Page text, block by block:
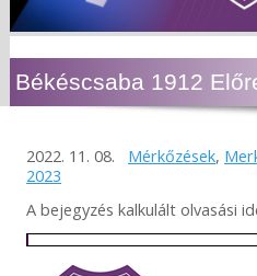
Békéscsaba 1912
2022. 11. 08. Mérkőzések,
2023
A bejegyzés kalkulált olvasási